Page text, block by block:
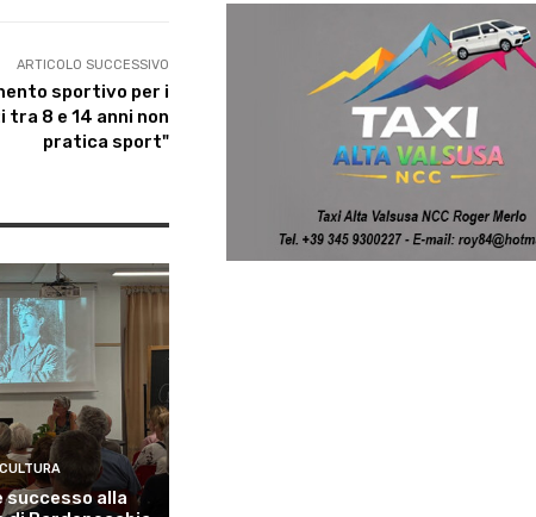
ARTICOLO SUCCESSIVO
sportivo per i
tra 8 e 14 anni non
pratica sport"
CULTURA
successo alla